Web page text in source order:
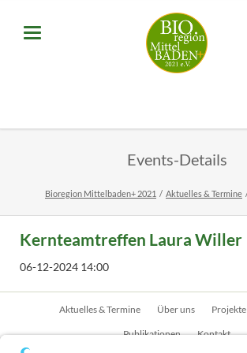
Events-Details
Bioregion Mittelbaden+ 2021 Aktuelles & Termine
Kernteamtreffen Laura Willer
06-12-2024 14:00
Navigation
Aktuelles & Termine Über uns Projekte
Publikationen Kontakt